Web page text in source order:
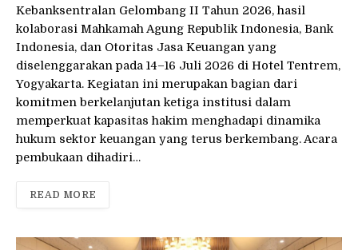
Kebanksentralan Gelombang II Tahun 2026, hasil
kolaborasi Mahkamah Agung Republik Indonesia, Bank
Indonesia, dan Otoritas Jasa Keuangan yang
diselenggarakan pada 14–16 Juli 2026 di Hotel Tentrem,
Yogyakarta. Kegiatan ini merupakan bagian dari
komitmen berkelanjutan ketiga institusi dalam
memperkuat kapasitas hakim menghadapi dinamika
hukum sektor keuangan yang terus berkembang. Acara
pembukaan dihadiri…
READ MORE